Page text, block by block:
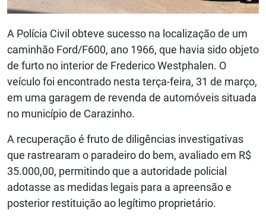
A Polícia Civil obteve sucesso na localização de um
caminhão Ford/F600, ano 1966, que havia sido objeto
de furto no interior de Frederico Westphalen. O
veículo foi encontrado nesta terça-feira, 31 de março,
em uma garagem de revenda de automóveis situada
no município de Carazinho.
A recuperação é fruto de diligências investigativas
que rastrearam o paradeiro do bem, avaliado em R$
35.000,00, permitindo que a autoridade policial
adotasse as medidas legais para a apreensão e
posterior restituição ao legítimo proprietário.